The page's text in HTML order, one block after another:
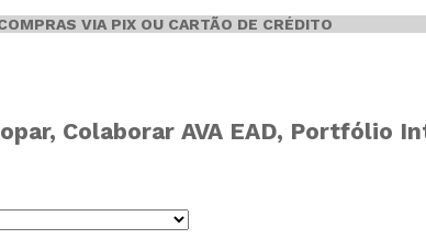
VIA PIX OU CARTÃO DE CRÉDITO
Colaborar AVA EAD, Portfólio